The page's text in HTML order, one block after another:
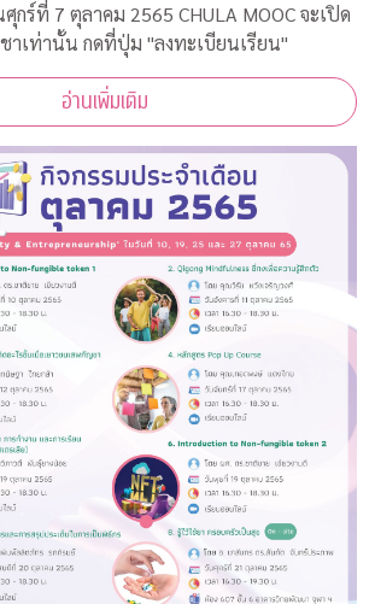
าเท่านั้น กดที่ปุ่ม "ลงทะเบียนเรียน"
อ่านเพิ่มเติม